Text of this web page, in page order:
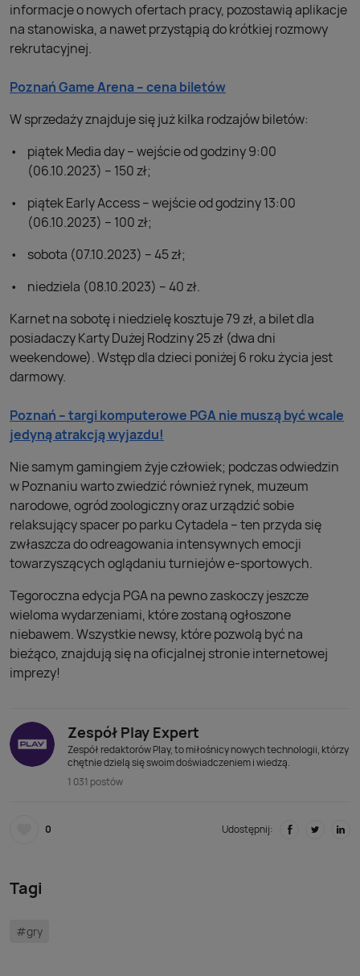
informacje o nowych ofertach pracy, pozostawią aplikacje
na stanowiska, a nawet przystąpią do krótkiej rozmowy
rekrutacyjnej.
Poznań Game Arena – cena biletów
W sprzedaży znajduje się już kilka rodzajów biletów:
piątek Media day – wejście od godziny 9:00
(06.10.2023) – 150 zł;
piątek Early Access – wejście od godziny 13:00
(06.10.2023) – 100 zł;
sobota (07.10.2023) – 45 zł;
niedziela (08.10.2023) – 40 zł.
Karnet na sobotę i niedzielę kosztuje 79 zł, a bilet dla
posiadaczy Karty Dużej Rodziny 25 zł (dwa dni
weekendowe). Wstęp dla dzieci poniżej 6 roku życia jest
darmowy.
Poznań – targi komputerowe PGA nie muszą być wcale
jedyną atrakcją wyjazdu!
Nie samym gamingiem żyje człowiek; podczas odwiedzin
w Poznaniu warto zwiedzić również rynek, muzeum
narodowe, ogród zoologiczny oraz urządzić sobie
relaksujący spacer po parku Cytadela – ten przyda się
zwłaszcza do odreagowania intensywnych emocji
towarzyszących oglądaniu turniejów e-sportowych.
Tegoroczna edycja PGA na pewno zaskoczy jeszcze
wieloma wydarzeniami, które zostaną ogłoszone
niebawem. Wszystkie newsy, które pozwolą być na
bieżąco, znajdują się na oficjalnej stronie internetowej
imprezy!
Zespół Play Expert
Zespół redaktorów Play, to miłośnicy nowych technologii, którzy
chętnie dzielą się swoim doświadczeniem i wiedzą.
1 031 postów
0 Udostępnij:
Tagi
#gry